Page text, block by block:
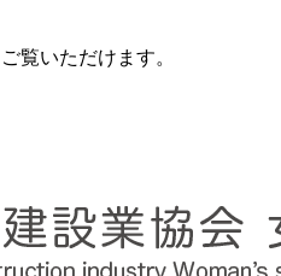
覧いただけます。